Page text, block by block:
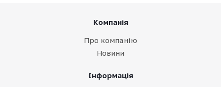
Компанія
Про компанію
Новини
Інформація